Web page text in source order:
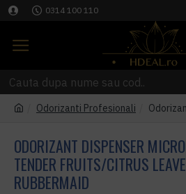
0314 100 110
Odorizanti Profesionali
ODORIZANT DISPENSER
TENDER FRUITS/CITRUS
RUBBERMAID